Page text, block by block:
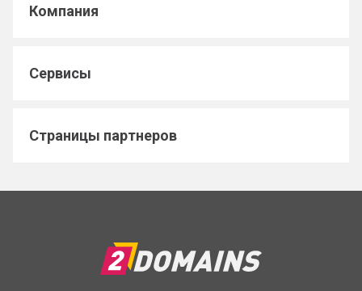
Компания
Сервисы
Страницы партнеров